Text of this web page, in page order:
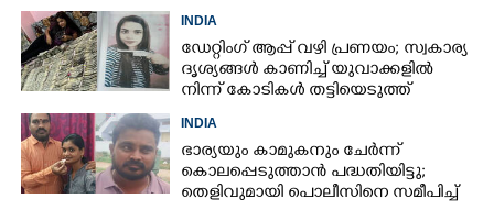
INDIA
ഡേറ്റിംഗ് ആപ്പ് വഴി പ്രണയം; സ്വകാര്യ
ദൃശ്യങ്ങൾ കാണിച്ച് യുവാക്കളിൽ
നിന്ന് കോടികൾ തട്ടിയെടുത്ത്
യുവതി
INDIA
ഭാര്യയും കാമുകനും ചേർന്ന്
കൊലപ്പെടുത്താൻ പദ്ധതിയിട്ടു;
തെളിവുമായി പൊലീസിനെ സമീപിച്ച്